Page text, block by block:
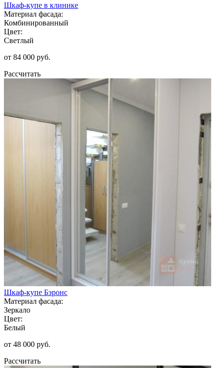
Шкаф-купе в клинике
Материал фасада:
Комбинированный
Цвет:
Светлый
от 84 000 руб.
Рассчитать
Шкаф-купе Бэронс
Материал фасада:
Зеркало
Цвет:
Белый
от 48 000 руб.
Рассчитать